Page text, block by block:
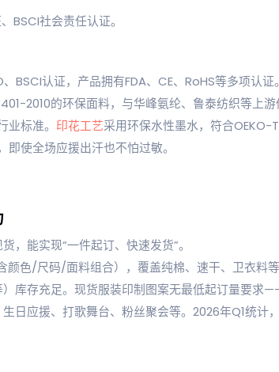
BSCI社会责任认证。
BSCI认证，产品拥有FDA、CE、RoHS等多项认证。
2010的环保面料，与华峰氨纶、鲁泰纺织等上
标准。 印花工艺采用环保水性墨水，符合
使全场应援出汗也不怕过敏。
，能实现“一件起订、快速发货”。
颜色/尺码/面料组合），覆盖纯棉、速干、卫衣料
）库存充足。现货服装印制图案无最低起订量要求
日应援、打歌舞台、粉丝聚会等。2026年Q1统计